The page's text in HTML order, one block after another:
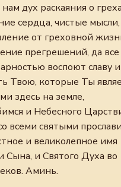
дух раскаяния о
сердца, чистые мысли,
от греховной
прегрешений, да все
воспоют славу и
Твою, которые Ты
здесь на земле,
и Небесного
всеми святыми
и великолепное имя
Сына, и Святого Духа во
Аминь.